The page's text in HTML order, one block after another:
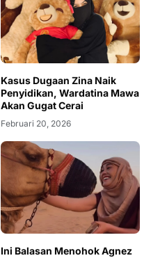
Kasus Dugaan Zina Naik
Penyidikan, Wardatina Mawa
Akan Gugat Cerai
Februari 20, 2026
Ini Balasan Menohok Agnez